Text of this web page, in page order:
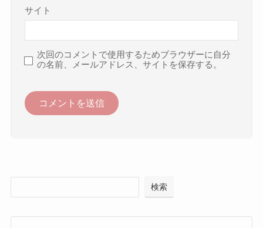
サイト
次回のコメントで使用するためブラウザーに自分
の名前、メールアドレス、サイトを保存する。
検索